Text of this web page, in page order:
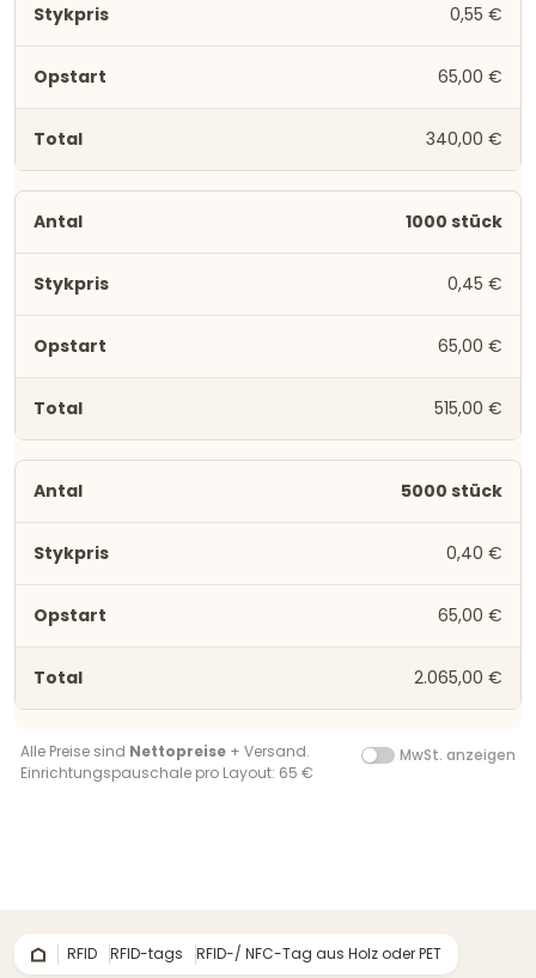
0,55 €
65,00 €
340,00 €
1000 stück
0,45 €
65,00 €
515,00 €
5000 stück
0,40 €
65,00 €
2.065,00 €
Alle Preise sind Nettopreise + Versand.
Einrichtungspauschale pro Layout: 65 €
MwSt. anzeigen
RFID RFID-tags RFID-/ NFC-Tag aus Holz oder PET